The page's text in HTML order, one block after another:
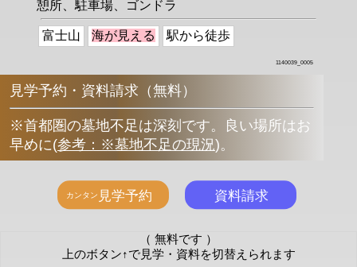
憩所、駐車場、ゴンドラ
富士山 海が見える 駅から徒歩
1140039_0005
見学予約・資料請求（無料）
※首都圏の墓地不足は深刻です。良い場所はお
早めに(参考：※墓地不足の現況)。
（ 無料です ）
上のボタン↑で見学・資料を切替えられます